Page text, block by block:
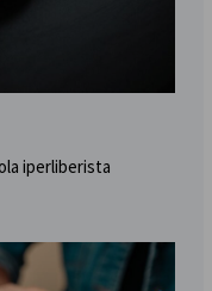
iperliberista